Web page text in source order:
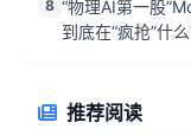
8 “物理AI第一股
到底在“疯抢”什么
推荐阅读